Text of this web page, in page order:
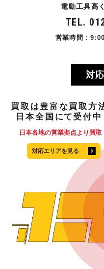
電動工具高
TEL.
営業時間：
対
買取 は 豊富な買取方
日本全国 にて 受付中
日本各地の営業拠点より買取
対応エリアを見る